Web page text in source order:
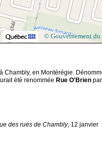
© Gouvernement du
Chambly, en Montérégie.
été renommée Rue O'Brien
des rues de Chambly, 12 janvier